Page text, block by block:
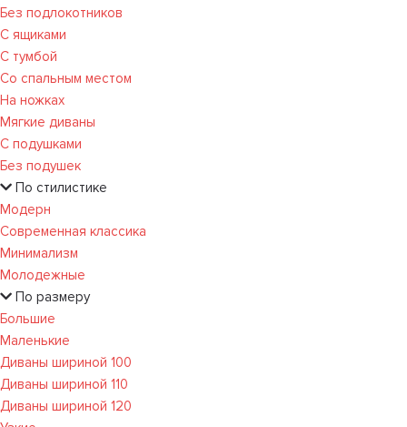
Без подлокотников
С ящиками
С тумбой
Со спальным местом
На ножках
Мягкие диваны
С подушками
Без подушек
По стилистике
Модерн
Современная классика
Минимализм
Молодежные
По размеру
Большие
Маленькие
Диваны шириной 100
Диваны шириной 110
Диваны шириной 120